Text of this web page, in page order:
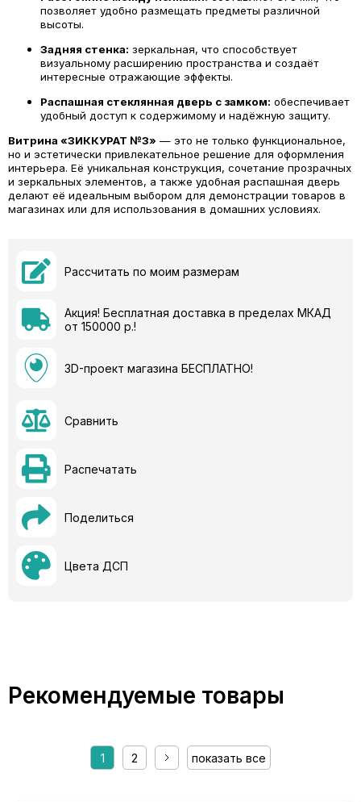
позволяет удобно размещать предметы различной
высоты.
Задняя стенка: зеркальная, что способствует
визуальному расширению пространства и создаёт
интересные отражающие эффекты.
Распашная стеклянная дверь с замком: обеспечивает
удобный доступ к содержимому и надёжную защиту.
Витрина «ЗИККУРАТ №3» — это не только функциональное,
но и эстетически привлекательное решение для оформления
интерьера. Её уникальная конструкция, сочетание прозрачных
и зеркальных элементов, а также удобная распашная дверь
делают её идеальным выбором для демонстрации товаров в
магазинах или для использования в домашних условиях.
Рассчитать по моим размерам
Акция! Бесплатная доставка в пределах МКАД
от 150000 р.!
3D-проект магазина БЕСПЛАТНО!
Сравнить
Распечатать
Поделиться
Цвета ДСП
Рекомендуемые товары
1 2 показать все